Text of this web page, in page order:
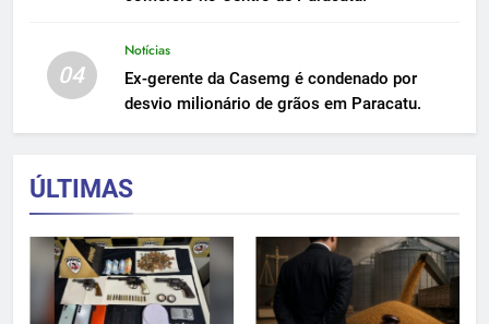
04
Notícias
Ex-gerente da Casemg é condenado por
desvio milionário de grãos em Paracatu.
ÚLTIMAS